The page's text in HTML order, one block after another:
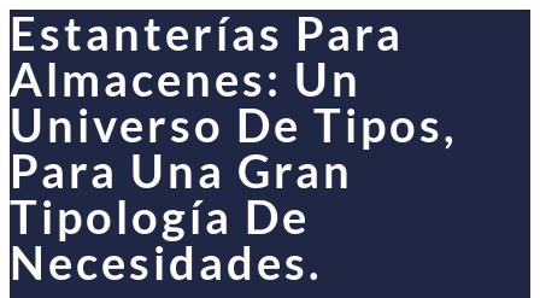
Estanterías Para
Almacenes: Un
Universo De Tipos,
Para Una Gran
Tipología De
Necesidades.